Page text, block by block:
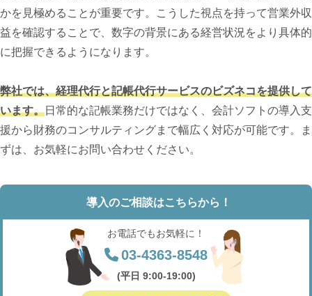
かを見極めることが重要です。こうした視点を持って営業外収
益を確認することで、数字の背景にある経営状況をより具体的
に把握できるようになります。
弊社では、経理代行と記帳代行サービスのビズネコを提供して
います。日常的な記帳業務だけではなく、会計ソフトの導入支
援から財務のコンサルティングまで幅広く対応が可能です。ま
ずは、お気軽にお問い合わせください。
導入のご相談はこちらから！
お電話でもお気軽に！
03-4363-8548
(平日 9:00-19:00)